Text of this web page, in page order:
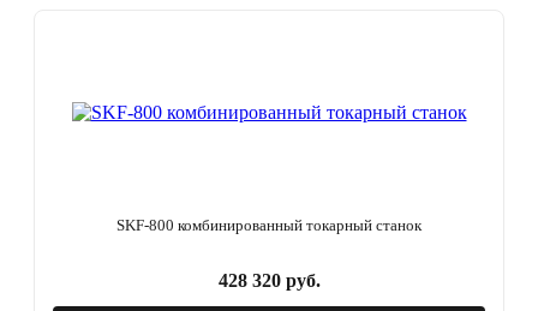
SKF-800 комбинированный токарный станок
428 320 руб.